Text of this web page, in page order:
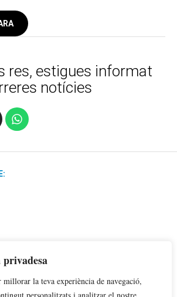
la teva experiència de navegació,
res, estigues informat
notícies